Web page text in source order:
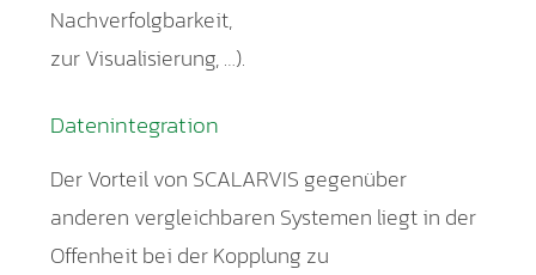
Nachverfolgbarkeit,
zur Visualisierung, …).
Datenintegration
Der Vorteil von SCALARVIS gegenüber
anderen vergleichbaren Systemen liegt in der
Offenheit bei der Kopplung zu